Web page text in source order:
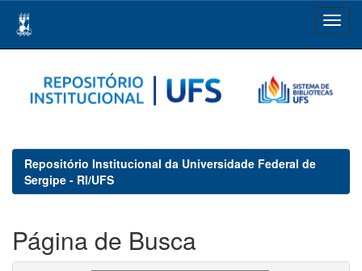
navigation
Repositório Institucional da Universidade Federal de
Sergipe - RI/UFS
Página de Busca